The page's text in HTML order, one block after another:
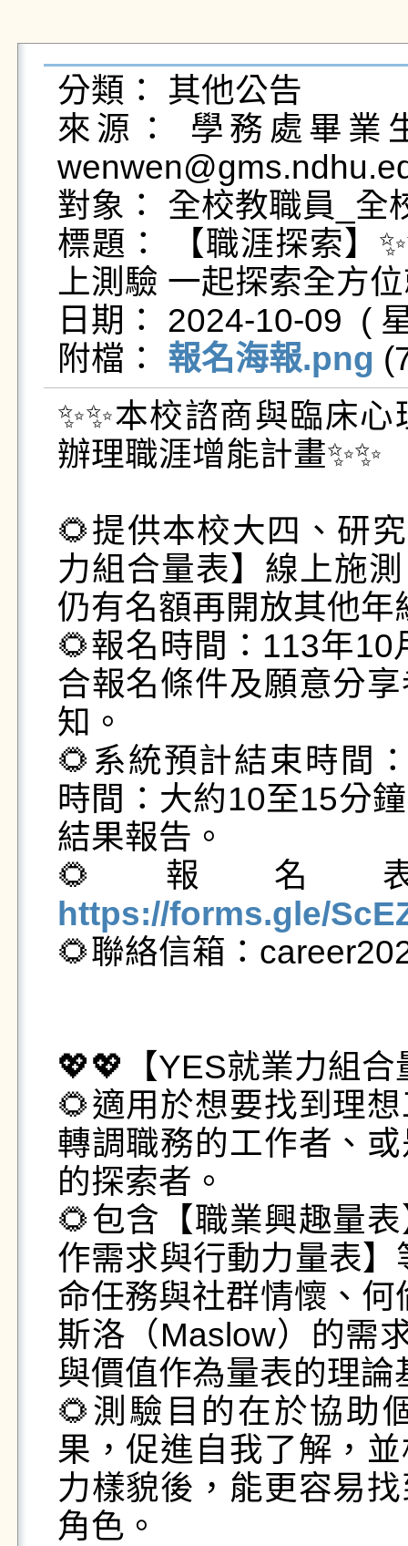
分類： 其他公告
來源： 學務處畢業
對象： 全校教職員_全
標題： 【職涯探索】
上測驗 一起探索全方位
日期： 2024-10-09  (
附檔： 報名海報.png
✨✨本校諮商與臨床
辦理職涯增能計畫✨✨
🌻提供本校大四、研
力組合量表】線上施
仍有名額再開放其他年
🌻報名時間：113年
合報名條件及願意分
知。
🌻系統預計結束時間
時間：大約10至15分
結果報告。️
🌻報名
https://forms.gle/
🌻聯絡信箱：
💖💖【YES就業力組合
🌻適用於想要找到理
轉調職務的工作者、
的探索者。
🌻包含【職業興趣量
作需求與行動力量表
命任務與社群情懷、
斯洛（Maslow）的需
與價值作為量表的理論
🌻測驗目的在於協助
果，促進自我了解，
力樣貌後，能更容易
角色。